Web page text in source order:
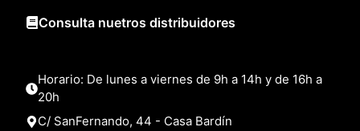
Consulta nuetros distribuidores
Horario: De lunes a viernes de 9h a 14h y de 16h a
20h
C/ SanFernando, 44 - Casa Bardín